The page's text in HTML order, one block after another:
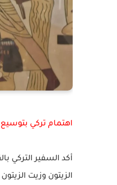
اهتمام تركي
أكد السفير التركي
الزيتون وزيت